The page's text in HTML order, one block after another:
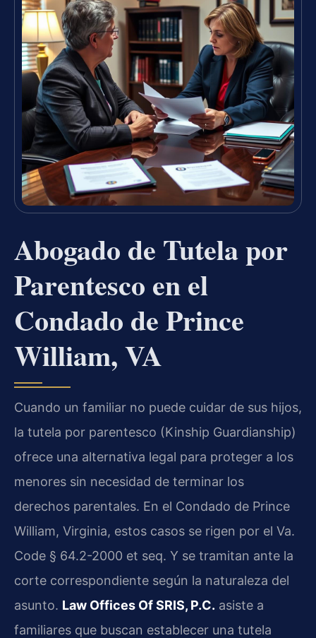
Abogado de Tutela por
Parentesco en el
Condado de Prince
William, VA
Cuando un familiar no puede cuidar de sus hijos,
la tutela por parentesco (Kinship Guardianship)
ofrece una alternativa legal para proteger a los
menores sin necesidad de terminar los
derechos parentales. En el Condado de Prince
William, Virginia, estos casos se rigen por el Va.
Code § 64.2-2000 et seq. Y se tramitan ante la
corte correspondiente según la naturaleza del
asunto. Law Offices Of SRIS, P.C. asiste a
familiares que buscan establecer una tutela